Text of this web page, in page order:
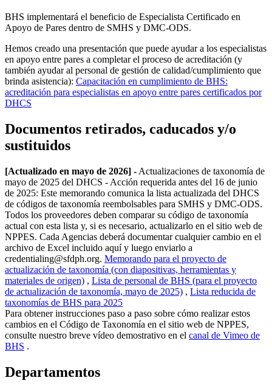
BHS implementará el beneficio de Especialista Certificado en
Apoyo de Pares dentro de SMHS y DMC-ODS.
Hemos creado una presentación que puede ayudar a los especialistas
en apoyo entre pares a completar el proceso de acreditación (y
también ayudar al personal de gestión de calidad/cumplimiento que
brinda asistencia): Capacitación en cumplimiento de BHS:
acreditación para especialistas en apoyo entre pares certificados por
DHCS
Documentos retirados, caducados y/o
sustituidos
[Actualizado en mayo de 2026] - Actualizaciones de taxonomía de
mayo de 2025 del DHCS - Acción requerida antes del 16 de junio
de 2025: Este memorando comunica la lista actualizada del DHCS
de códigos de taxonomía reembolsables para SMHS y DMC-ODS.
Todos los proveedores deben comparar su código de taxonomía
actual con esta lista y, si es necesario, actualizarlo en el sitio web de
NPPES. Cada Agencias deberá documentar cualquier cambio en el
archivo de Excel incluido aquí y luego enviarlo a
credentialing@sfdph.org. Memorando para el proyecto de
actualización de taxonomía (con diapositivas, herramientas y
materiales de origen) , Lista de personal de BHS (para el proyecto
de actualización de taxonomía, mayo de 2025) , Lista reducida de
taxonomías de BHS para 2025
Para obtener instrucciones paso a paso sobre cómo realizar estos
cambios en el Código de Taxonomía en el sitio web de NPPES,
consulte nuestro breve vídeo demostrativo en el canal de Vimeo de
BHS .
Departamentos